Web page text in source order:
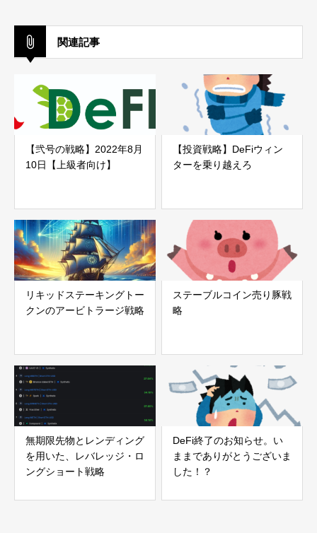
関連記事
【弐号の戦略】2022年8月
10日【上級者向け】
【投資戦略】DeFiウィン
ターを乗り越えろ
リキッドステーキングトー
クンのアービトラージ戦略
ステーブルコイン売り豚戦
略
無期限先物とレンディング
を用いた、レバレッジ・ロ
ングショート戦略
DeFi終了のお知らせ。い
ままでありがとうございま
した！？